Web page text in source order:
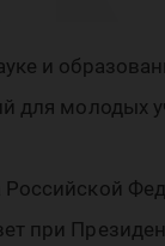
и
для молодых
при